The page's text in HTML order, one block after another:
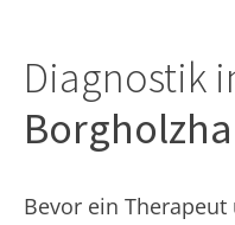
Diagnostik
Bevor ein